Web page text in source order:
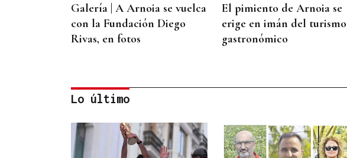
Galería | A Arnoia se vuelca
con la Fundación Diego
Rivas, en fotos
El pimiento de Arnoia se
erige en imán del turismo
gastronómico
FESTA DO PEMENTO
Lo último